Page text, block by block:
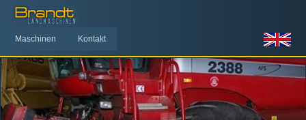
Maschinen Kontakt